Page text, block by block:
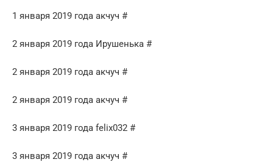
1 января 2019 года акчуч #
2 января 2019 года Ирушенька #
2 января 2019 года акчуч #
2 января 2019 года акчуч #
3 января 2019 года felix032 #
3 января 2019 года акчуч #